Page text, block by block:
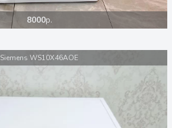
8000р.
Siemens WS10X46AOE